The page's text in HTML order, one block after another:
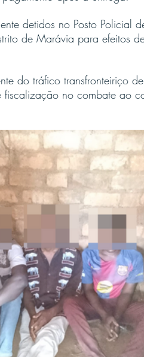
detidos no Posto Policial
de Marávia para efeitos
do tráfico transfronteiriço
no combate ao